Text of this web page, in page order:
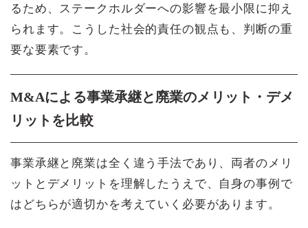
るため、ステークホルダーへの影響を最小限に抑え
られます。こうした社会的責任の観点も、判断の重
要な要素です。
M&Aによる事業承継と廃業のメリット・デメ
リットを比較
事業承継と廃業は全く違う手法であり、両者のメリ
ットとデメリットを理解したうえで、自身の事例で
はどちらが適切かを考えていく必要があります。